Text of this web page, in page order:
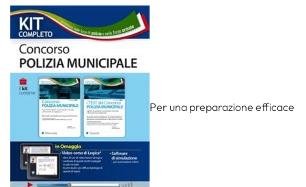
Per una preparazione efficace